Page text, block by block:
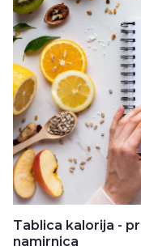
Tablica kalorija -
namirnica